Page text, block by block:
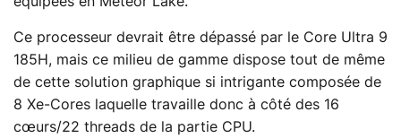
Ce processeur devrait être dépassé par le Core Ultra 9
185H, mais ce milieu de gamme dispose tout de même
de cette solution graphique si intrigante composée de
8 Xe-Cores laquelle travaille donc à côté des 16
cœurs/22 threads de la partie CPU.